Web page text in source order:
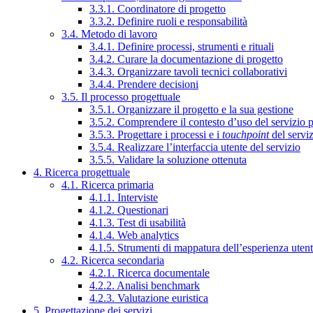
3.3.1. Coordinatore di progetto
3.3.2. Definire ruoli e responsabilità
3.4. Metodo di lavoro
3.4.1. Definire processi, strumenti e rituali
3.4.2. Curare la documentazione di progetto
3.4.3. Organizzare tavoli tecnici collaborativi
3.4.4. Prendere decisioni
3.5. Il processo progettuale
3.5.1. Organizzare il progetto e la sua gestione
3.5.2. Comprendere il contesto d’uso del servizio
3.5.3. Progettare i processi e i touchpointdel
3.5.4. Realizzare l’interfaccia utente del servizio
3.5.5. Validare la soluzione ottenuta
4. Ricerca progettuale
4.1. Ricerca primaria
4.1.1. Interviste
4.1.2. Questionari
4.1.3. Test di usabilità
4.1.4. Web analytics
4.1.5. Strumenti di mappatura dell’esperienza
4.2. Ricerca secondaria
4.2.1. Ricerca documentale
4.2.2. Analisi benchmark
4.2.3. Valutazione euristica
5. Progettazione dei servizi